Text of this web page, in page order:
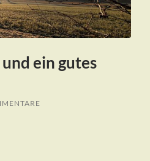
ein gutes